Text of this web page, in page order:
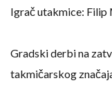
Igrač utakmice:
Gradski derbi na
takmičarskog